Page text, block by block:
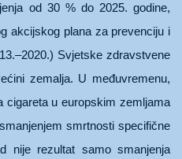
od 30 % do 2025. godine,
akcijskog plana za prevenciju i
Svjetske zdravstvene
zemalja. U međuvremenu,
cigareta u europskim zemljama
smrtnosti specifične
nije rezultat samo smanjenja